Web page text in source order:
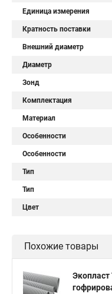
Единица измерения
Кратность поставки
Внешний диаметр
Диаметр
Зонд
Комплектация
Материал
Особенности
Особенности
Тип
Тип
Цвет
Похожие товары